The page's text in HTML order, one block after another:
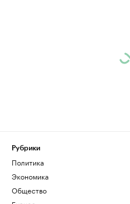
Рубрики
Политика
Экономика
Общество